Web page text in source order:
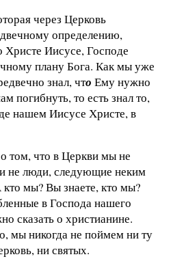
через Церковь
определению,
Христе Иисусе, Господе
плану Бога. Как мы уже
знал, что Ему нужно
погибнуть, то есть знал то,
нашем Иисусе Христе, в
том, что в Церкви мы не
не люди, следующие неким
мы? Вы знаете, кто мы?
в Господа нашего
сказать о христианине.
мы никогда не поймем ни ту
ни святых.